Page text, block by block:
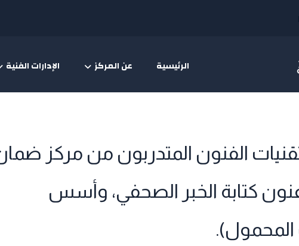
الرئيسية عن المركز الإدارات الفنية
الفنون المتدربون من مركز
(فنون كتابة الخبر الصحفي، وأسس
المحمول).